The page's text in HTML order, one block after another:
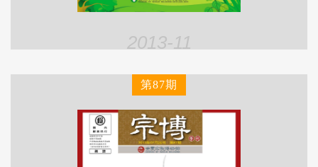
2013-11
第87期